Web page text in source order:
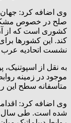
وی اضافه کرد:
صلح در خصوص
کشوری است که از
کند. این کشورها
نشست اتحادیه عرب
به نقل از اسپوتنیک،
موجود در زمینه
متأسفانه سطح این
وی اضافه کرد:
شده است. طی سال